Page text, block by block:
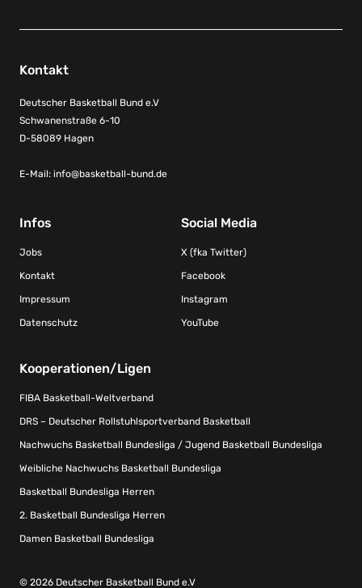
Kontakt
Deutscher Basketball Bund e.V
Schwanenstraße 6-10
D-58089 Hagen
E-Mail: info@basketball-bund.de
Infos
Jobs
Kontakt
Impressum
Datenschutz
Social Media
X (fka Twitter)
Facebook
Instagram
YouTube
Kooperationen/Ligen
FIBA Basketball-Weltverband
DRS – Deutscher Rollstuhlsportverband Basketball
Nachwuchs Basketball Bundesliga / Jugend Basketball Bundesliga
Weibliche Nachwuchs Basketball Bundesliga
Basketball Bundesliga Herren
2. Basketball Bundesliga Herren
Damen Basketball Bundesliga
© 2026 Deutscher Basketball Bund e.V